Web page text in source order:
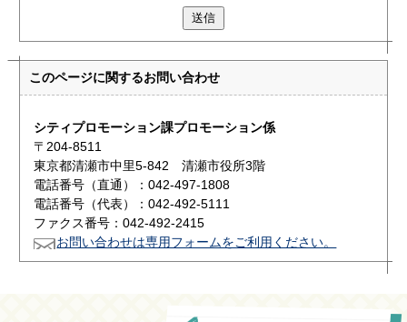
送信
このページに関するお問い合わせ
シティプロモーション課プロモーション係
〒204-8511
東京都清瀬市中里5-842 清瀬市役所3階
電話番号（直通）：042-497-1808
電話番号（代表）：042-492-5111
ファクス番号：042-492-2415
お問い合わせは専用フォームをご利用ください。